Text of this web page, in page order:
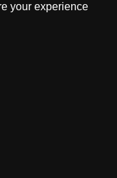
your experience